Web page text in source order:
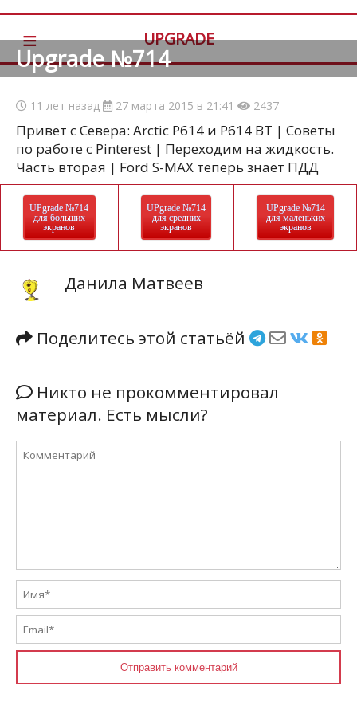
≡ UPGRADE
Upgrade №714
11 лет назад 27 марта 2015 в 21:41 2437
Привет с Севера: Arctic P614 и P614 BT | Советы
по работе с Pinterest | Переходим на жидкость.
Часть вторая | Ford S-MAX теперь знает ПДД
UPgrade №714
для больших
экранов
UPgrade №714
для средних
экранов
UPgrade №714
для маленьких
экранов
Данила Матвеев
Поделитесь этой статьёй
Никто не прокомментировал
материал. Есть мысли?